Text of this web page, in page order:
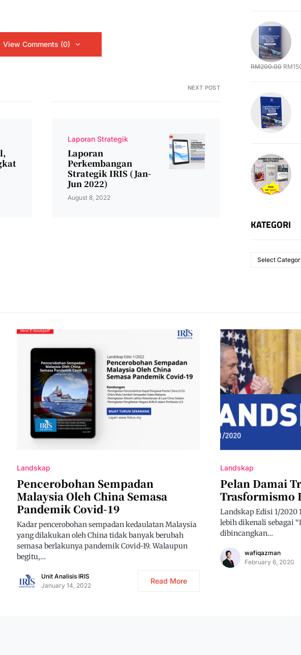
View Comments (0)
NEXT POST
Laporan Strategik
Laporan
Perkembangan
Strategik IRIS (jan-
Jun 2022)
August 8, 2022
RM200.00 RM
KATEGORI
Landskap
Pencerobohan Sempadan
Malaysia Oleh China Semasa
Pandemik Covid-19
Kadar pencerobohan sempadan kedaulatan Malaysia
yang dilakukan oleh China tidak banyak berubah
semasa berlakunya pandemik Covid-19. Walaupun
begitu,…
Unit Analisis IRIS
January 14, 2022
Read More
Landskap
Pelan Damai
Trasformismo
Landskap Edisi 1/2020
lebih dikenali sebagai
dibincangkan…
wafiqazman
February 6, 2020